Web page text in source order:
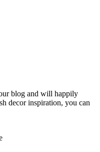
blog and will happily
decor inspiration, you can